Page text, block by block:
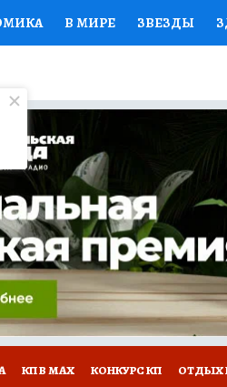
В МИРЕ ЗВЕЗДЫ
НАЦИОНАЛЬНЫЕ ПРОЕКТЫ
СЕМЬЯ ЖЕНСКИЕ
СПЕЦПРОЕКТЫ ДЕФИЦИТ
РАБОТА У НАС ГИД
КП В МАХ КОНКУРС КП ОТДЫХ